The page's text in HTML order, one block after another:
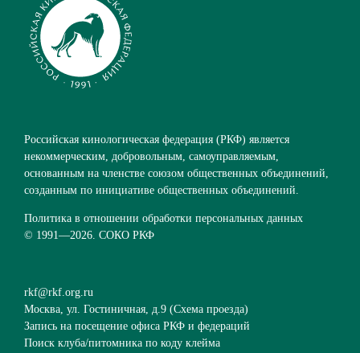
Российская кинологическая федерация (РКФ) является
некоммерческим, добровольным, самоуправляемым,
основанным на членстве союзом общественных объединений,
созданным по инициативе общественных объединений.
Политика в отношении обработки персональных данных
© 1991—2026. СОКО РКФ
rkf@rkf.org.ru
Москва, ул. Гостиничная, д.9 (Схема проезда)
Запись на посещение офиса РКФ и федераций
Поиск клуба/питомника по коду клейма